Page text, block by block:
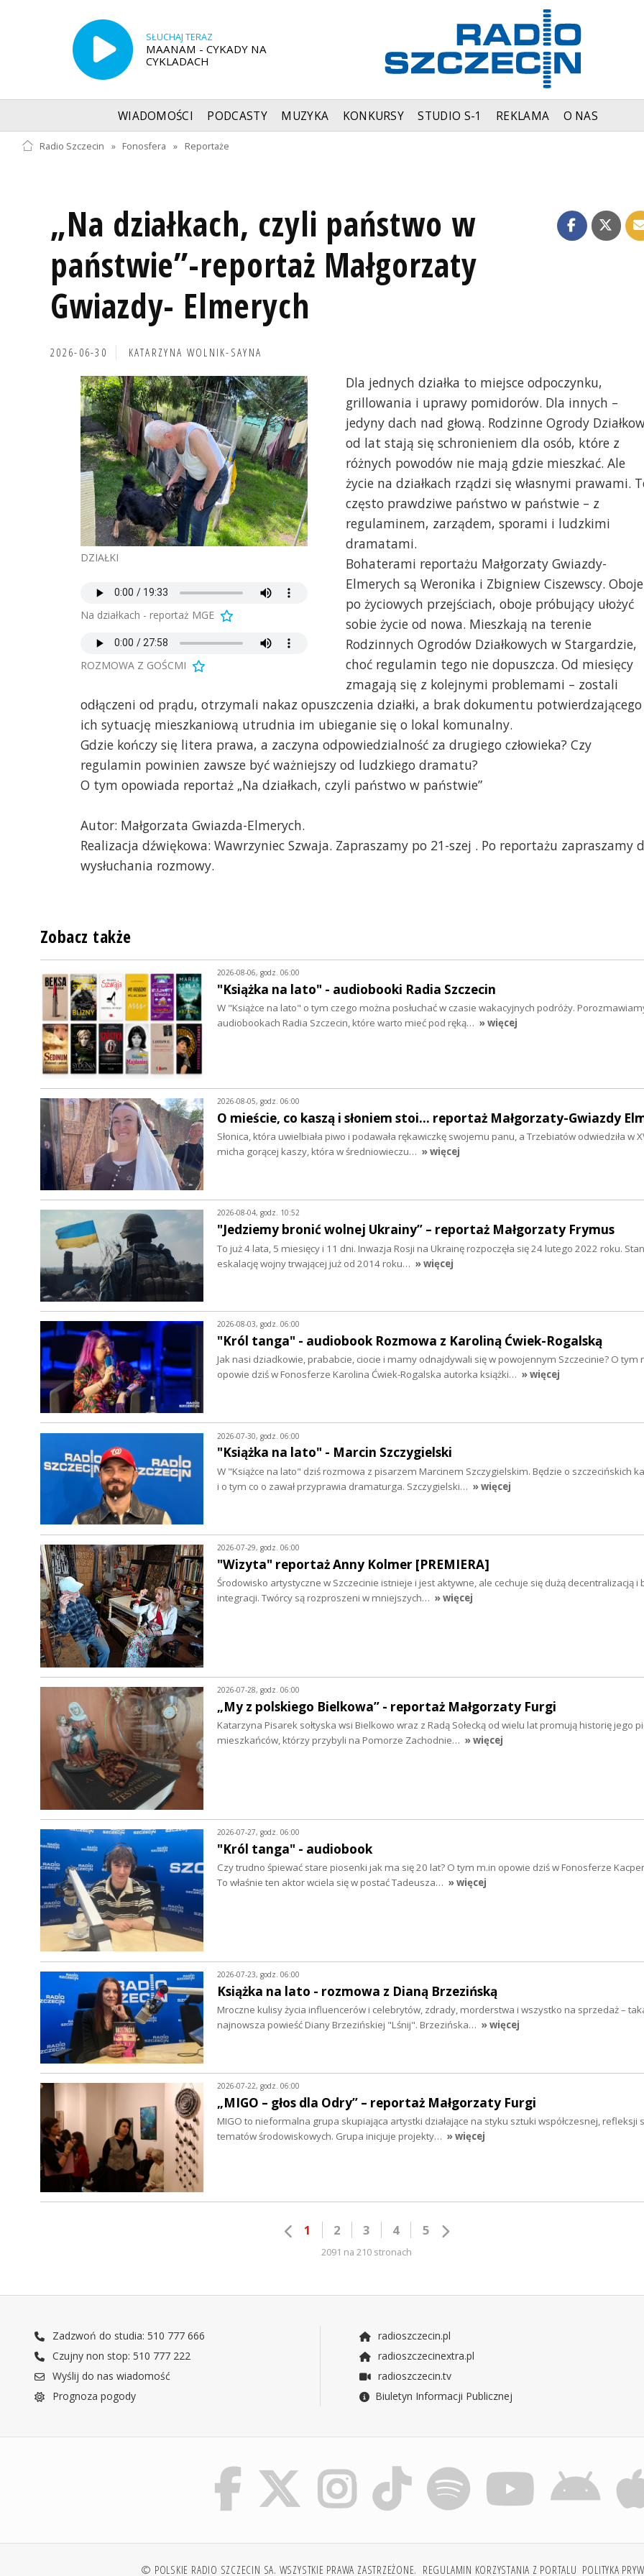
SŁUCHAJ TERAZ
MAANAM - CYKADY NA
CYKLADACH
WIADOMOŚCI PODCASTY MUZYKA KONKURSY STUDIO S-1 REKLAMA O NAS
Radio Szczecin » Fonosfera » Reportaże
„Na działkach, czyli państwo w
państwie”-reportaż Małgorzaty
Gwiazdy- Elmerych
2026-06-30 KATARZYNA WOLNIK-SAYNA
DZIAŁKI
Na działkach - reportaż MGE
ROZMOWA Z GOŚCMI
Dla jednych działka to miejsce odpoczynku,
grillowania i uprawy pomidorów. Dla innych –
jedyny dach nad głową. Rodzinne Ogrody
od lat stają się schronieniem dla osób, które z
różnych powodów nie mają gdzie mieszkać. Ale
życie na działkach rządzi się własnymi prawami.
często prawdziwe państwo w państwie – z
regulaminem, zarządem, sporami i ludzkimi
dramatami.
Bohaterami reportażu Małgorzaty Gwiazdy-
Elmerych są Weronika i Zbigniew Ciszewscy. Oboje
po życiowych przejściach, oboje próbujący ułożyć
sobie życie od nowa. Mieszkają na terenie
Rodzinnych Ogrodów Działkowych w Stargardzie,
choć regulamin tego nie dopuszcza. Od miesięcy
zmagają się z kolejnymi problemami – zostali
odłączeni od prądu, otrzymali nakaz opuszczenia działki, a brak dokumentu potwierdzającego
ich sytuację mieszkaniową utrudnia im ubieganie się o lokal komunalny.
Gdzie kończy się litera prawa, a zaczyna odpowiedzialność za drugiego człowieka? Czy
regulamin powinien zawsze być ważniejszy od ludzkiego dramatu?
O tym opowiada reportaż „Na działkach, czyli państwo w państwie”
Autor: Małgorzata Gwiazda-Elmerych.
Realizacja dźwiękowa: Wawrzyniec Szwaja. Zapraszamy po 21-szej . Po reportażu zapraszamy
wysłuchania rozmowy.
Zobacz także
2026-08-06, godz. 06:00
"Książka na lato" - audiobooki Radia Szczecin
W "Książce na lato" o tym czego można posłuchać w czasie wakacyjnych podróży.
audiobookach Radia Szczecin, które warto mieć pod ręką… » więcej
2026-08-05, godz. 06:00
O mieście, co kaszą i słoniem stoi... reportaż Małgorzaty-Gwiazdy
Słonica, która uwielbiała piwo i podawała rękawiczkę swojemu panu, a Trzebiatów odwiedziła w
micha gorącej kaszy, która w średniowieczu… » więcej
2026-08-04, godz. 10:52
"Jedziemy bronić wolnej Ukrainy” – reportaż Małgorzaty Frymus
To już 4 lata, 5 miesięcy i 11 dni. Inwazja Rosji na Ukrainę rozpoczęła się 24 lutego 2022 roku.
eskalację wojny trwającej już od 2014 roku… » więcej
2026-08-03, godz. 06:00
"Król tanga" - audiobook Rozmowa z Karoliną Ćwiek-Rogalską
Jak nasi dziadkowie, prababcie, ciocie i mamy odnajdywali się w powojennym Szczecinie? O tym
opowie dziś w Fonosferze Karolina Ćwiek-Rogalska autorka książki… » więcej
2026-07-30, godz. 06:00
"Książka na lato" - Marcin Szczygielski
W "Książce na lato" dziś rozmowa z pisarzem Marcinem Szczygielskim. Będzie o szczecińskich
i o tym co o zawał przyprawia dramaturga. Szczygielski… » więcej
2026-07-29, godz. 06:00
"Wizyta" reportaż Anny Kolmer [PREMIERA]
Środowisko artystyczne w Szczecinie istnieje i jest aktywne, ale cechuje się dużą decentralizacją i
integracji. Twórcy są rozproszeni w mniejszych… » więcej
2026-07-28, godz. 06:00
„My z polskiego Bielkowa” - reportaż Małgorzaty Furgi
Katarzyna Pisarek sołtyska wsi Bielkowo wraz z Radą Sołecką od wielu lat promują historię jego
mieszkańców, którzy przybyli na Pomorze Zachodnie… » więcej
2026-07-27, godz. 06:00
"Król tanga" - audiobook
Czy trudno śpiewać stare piosenki jak ma się 20 lat? O tym m.in opowie dziś w Fonosferze
To właśnie ten aktor wciela się w postać Tadeusza… » więcej
2026-07-23, godz. 06:00
Książka na lato - rozmowa z Dianą Brzezińską
Mroczne kulisy życia influencerów i celebrytów, zdrady, morderstwa i wszystko na sprzedaż –
najnowsza powieść Diany Brzezińskiej "Lśnij". Brzezińska… » więcej
2026-07-22, godz. 06:00
„MIGO – głos dla Odry” – reportaż Małgorzaty Furgi
MIGO to nieformalna grupa skupiająca artystki działające na styku sztuki współczesnej, refleksji
tematów środowiskowych. Grupa inicjuje projekty… » więcej
1 2 3 4 5
2091 na 210 stronach
Zadzwoń do studia: 510 777 666
Czujny non stop: 510 777 222
Wyślij do nas wiadomość
Prognoza pogody
radioszczecin.pl
radioszczecinextra.pl
radioszczecin.tv
Biuletyn Informacji Publicznej
© POLSKIE RADIO SZCZECIN SA. WSZYSTKIE PRAWA ZASTRZEŻONE. REGULAMIN KORZYSTANIA Z PORTALU POLITYKA